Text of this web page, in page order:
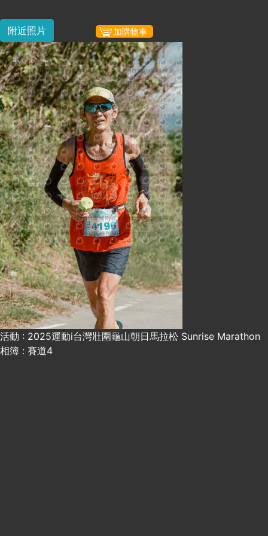
附近照片 加購物車
活動 : 2025運動i台灣壯圍龜山朝日馬拉松 Sunrise Marathon
相簿 : 賽道4